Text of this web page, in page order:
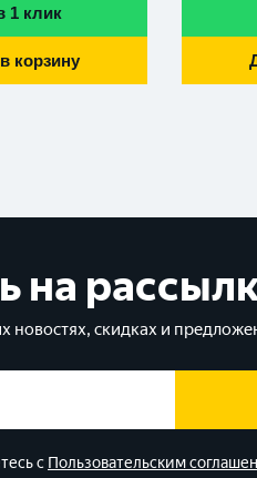
1 клик
корзину
на
скидках и
с Пользовательским